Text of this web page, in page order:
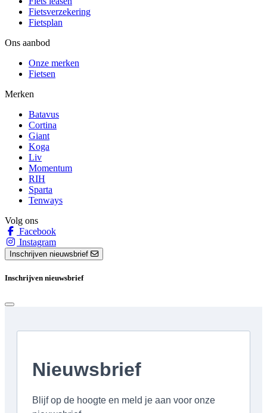
Fietsverzekering
Fietsplan
Ons aanbod
Onze merken
Fietsen
Merken
Batavus
Cortina
Giant
Koga
Liv
Momentum
RIH
Sparta
Tenways
Volg ons
Facebook
Instagram
Inschrijven nieuwsbrief
Inschrijven nieuwsbrief